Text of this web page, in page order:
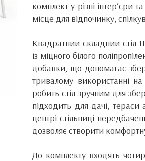
комплект у різні інтер’єри
місце для відпочинку,
Квадратний складний стіл
із міцного білого
добавки, що допомагає
тривалому використанні на
робить стіл зручним для
підходить для дачі,
центрі стільниці
дозволяє створити
До комплекту входять